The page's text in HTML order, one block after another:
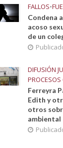
FALLOS•
Condena
acoso
de un
DIFUSIÓN
PROCESOS
Ferreyra
Edith y
otros
ambiental